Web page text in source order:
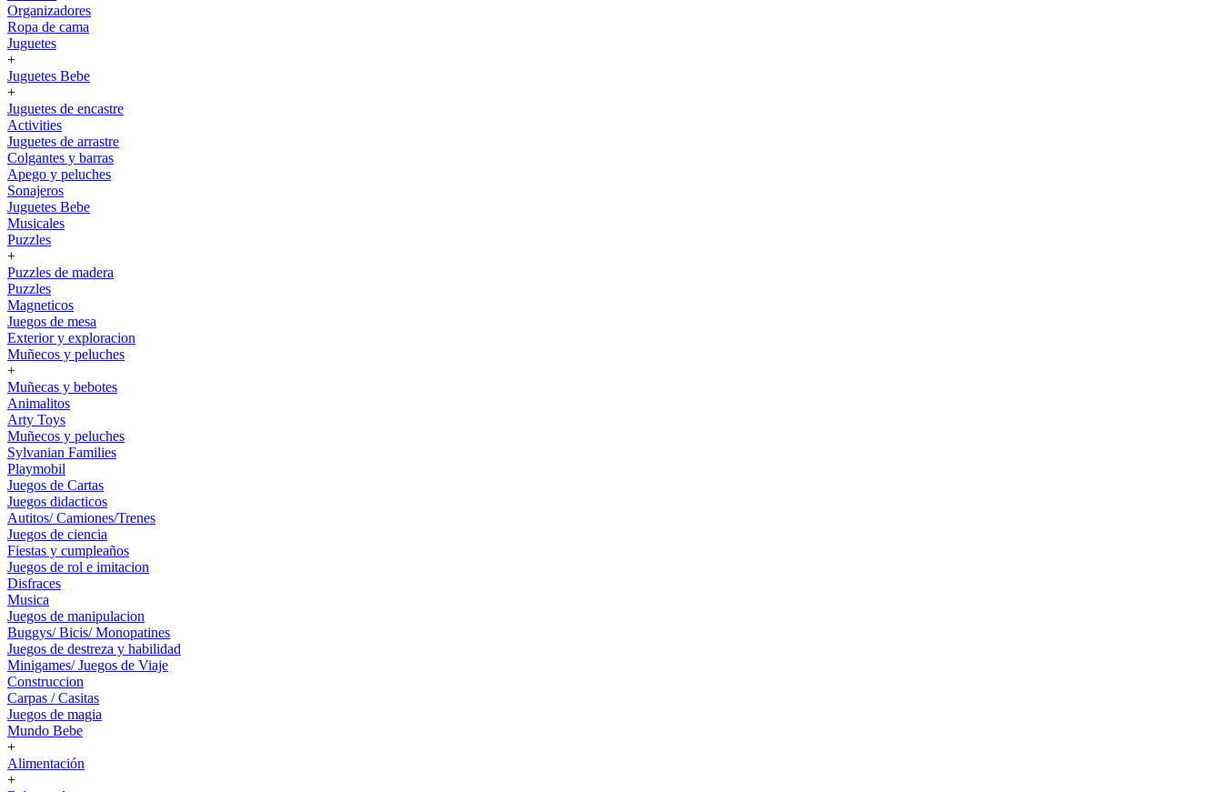
Organizadores
Ropa de cama
Juguetes
+
Juguetes Bebe
+
Juguetes de encastre
Activities
Juguetes de arrastre
Colgantes y barras
Apego y peluches
Sonajeros
Juguetes Bebe
Musicales
Puzzles
+
Puzzles de madera
Puzzles
Magneticos
Juegos de mesa
Exterior y exploracion
Muñecos y peluches
+
Muñecas y bebotes
Animalitos
Arty Toys
Muñecos y peluches
Sylvanian Families
Playmobil
Juegos de Cartas
Juegos didacticos
Autitos/ Camiones/Trenes
Juegos de ciencia
Fiestas y cumpleaños
Juegos de rol e imitacion
Disfraces
Musica
Juegos de manipulacion
Buggys/ Bicis/ Monopatines
Juegos de destreza y habilidad
Minigames/ Juegos de Viaje
Construccion
Carpas / Casitas
Juegos de magia
Mundo Bebe
+
Alimentación
+